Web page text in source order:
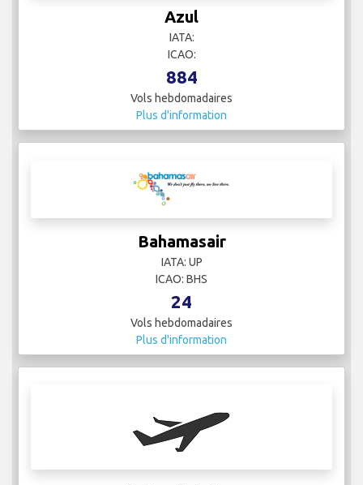
Azul
IATA:
ICAO:
884
Vols hebdomadaires
Plus d'information
Bahamasair
IATA: UP
ICAO: BHS
24
Vols hebdomadaires
Plus d'information